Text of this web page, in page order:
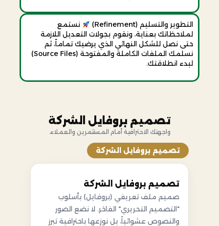
التطوير والتسليم (Refinement)
نستمع
لملاحظاتك بعناية، ونقوم بجولات التعديل اللازمة
حتى نصل للشكل النهائي الذي يرضيك تماماً، ثم
نسلمك الملفات الكاملة والمفتوحة (Source Files)
لبدء انطلاقتك.
تصميم بروفايل الشركة
واجهتك الاحترافية أمام المستثمرين والعملاء.
تصميم بروفايل الشركة
تصميم بروفايل الشركة
صميم ملف تعريفي (بروفايل) بأسلوب
"التصميم التحريري" الفاخر. لا نضع الصور
والنصوص عشوائياً، بل نوزعها باحترافية تبرز